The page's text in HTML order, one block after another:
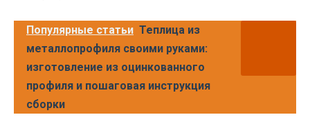
Популярные статьи Теплица из
металлопрофиля своими руками:
изготовление из оцинкованного
профиля и пошаговая инструкция
сборки